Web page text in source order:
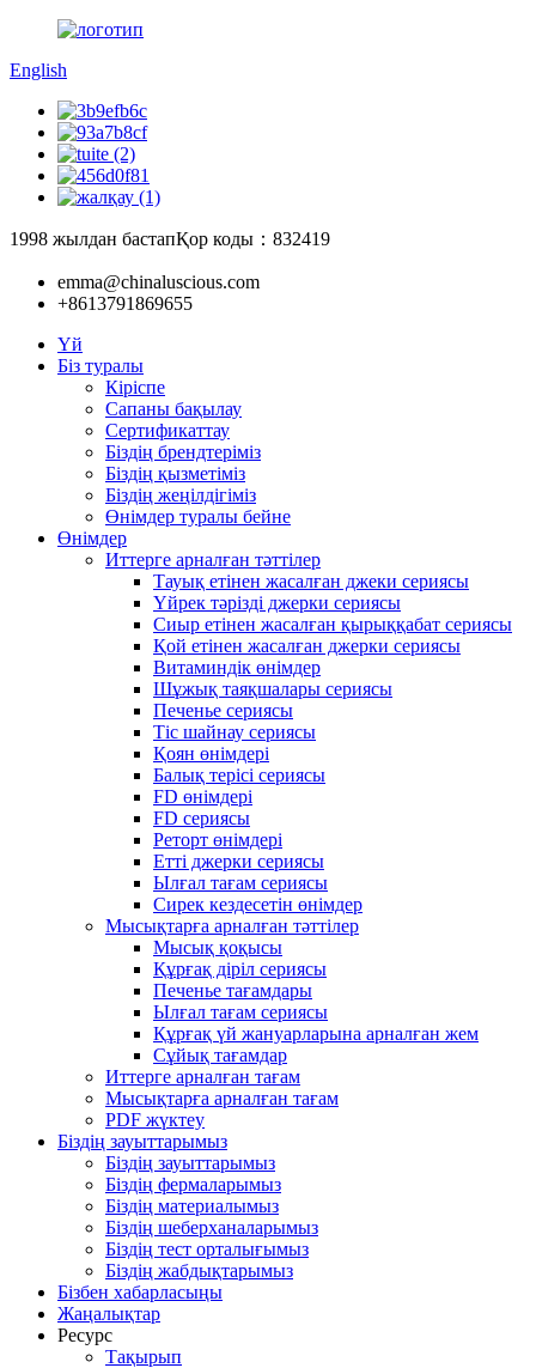
English
1998 жылдан бастапҚор коды：832419
emma@chinaluscious.com
+8613791869655
Үй
Біз туралы
Кіріспе
Сапаны бақылау
Сертификаттау
Біздің брендтеріміз
Біздің қызметіміз
Біздің жеңілдігіміз
Өнімдер туралы бейне
Өнімдер
Иттерге арналған тәттілер
Тауық етінен жасалған джеки сериясы
Үйрек тәрізді джерки сериясы
Сиыр етінен жасалған қырыққабат сериясы
Қой етінен жасалған джерки сериясы
Витаминдік өнімдер
Шұжық таяқшалары сериясы
Печенье сериясы
Тіс шайнау сериясы
Қоян өнімдері
Балық терісі сериясы
FD өнімдері
FD сериясы
Реторт өнімдері
Етті джерки сериясы
Ылғал тағам сериясы
Сирек кездесетін өнімдер
Мысықтарға арналған тәттілер
Мысық қоқысы
Құрғақ діріл сериясы
Печенье тағамдары
Ылғал тағам сериясы
Құрғақ үй жануарларына арналған жем
Сұйық тағамдар
Иттерге арналған тағам
Мысықтарға арналған тағам
PDF жүктеу
Біздің зауыттарымыз
Біздің зауыттарымыз
Біздің фермаларымыз
Біздің материалымыз
Біздің шеберханаларымыз
Біздің тест орталығымыз
Біздің жабдықтарымыз
Бізбен хабарласыңы
Жаңалықтар
Ресурс
Тақырып